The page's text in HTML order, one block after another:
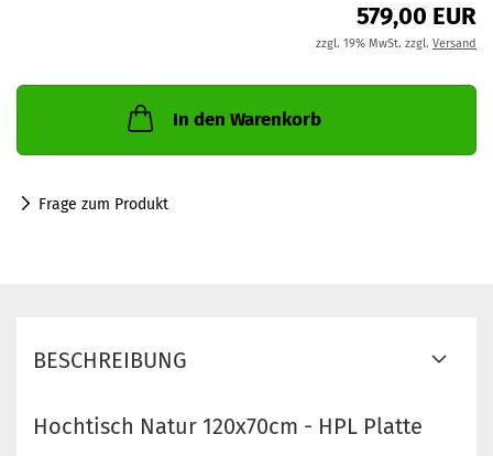
579,00 EUR
zzgl. 19% MwSt. zzgl. Versand
In den Warenkorb
Frage zum Produkt
BESCHREIBUNG
Hochtisch Natur 120x70cm - HPL Platte